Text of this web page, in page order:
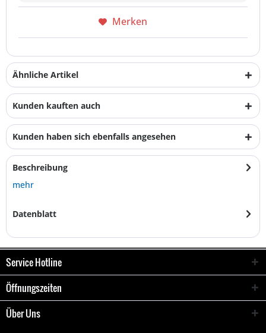
Merken
Ähnliche Artikel
Kunden kauften auch
Kunden haben sich ebenfalls angesehen
Beschreibung
mehr
Datenblatt
Service Hotline
Öffnungszeiten
Über Uns